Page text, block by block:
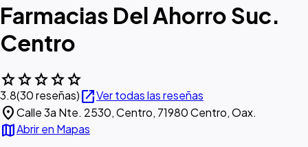
Farmacias Del Ahorro Suc.
Centro
starstarstarstarstar
3.8(30 reseñas)open_in_newVer todas las reseñas
location_onCalle 3a Nte. 2530, Centro, 71980 Centro, Oax.
mapAbrir en Mapas